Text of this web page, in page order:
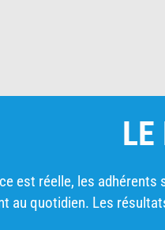
LE
est réelle, les
au quotidien. Les